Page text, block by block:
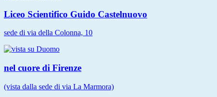
Liceo Scientifico Guido Castelnuovo
sede di via della Colonna, 10
nel cuore di Firenze
(vista dalla sede di via La Marmora)